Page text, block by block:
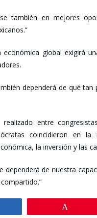
también en mejores
global exigirá
dependerá de qué
entre
coincidieron en
la inversión y las
de nuestra